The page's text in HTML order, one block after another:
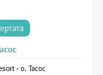
- о. Тасос